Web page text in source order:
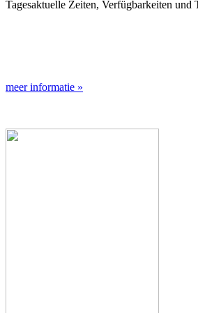
Tagesaktuelle Zeiten, Verfügbarkeiten und
meer informatie »